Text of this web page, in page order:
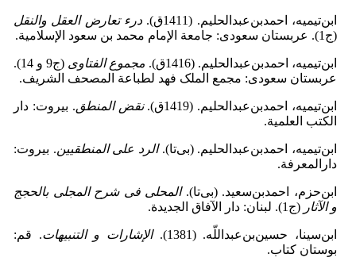
ابن‌تیمیه، احمدبن‌عبدالحلیم. (1411ق).
درء تعارض العقل والنقل
(ج1). عربستان سعودی: جامعة الإمام محمد بن سعود الإسلامیة.
ابن‌تیمیه، احمدبن‌عبدالحلیم. (1416ق). مجموع الفتاوی
(ج9 و 14).
عربستان سعودی: مجمع الملک فهد لطباعة المصحف الشریف.
ابن‌تیمیه، احمدبن‌عبدالحلیم. (1419ق). نقض المنطق. بیروت: دار
الکتب العلمیة.
ابن‌تیمیه، احمدبن‌عبدالحلیم. (بی‌تا).الرد علی المنطقیین. بیروت:
دارالمعرفة.
ابن‌حزم، احمدبن‌سعید. (بی‌تا).المحلی فی شرح المجلی بالحجج
و الآثار (ج1). لبنان: دار الآفاق الجدیدة.
ابن‌سینا، حسین‌بن‌عبداللّه. (1381). الإشارات و التنبیهات. قم:
بوستان کتاب.